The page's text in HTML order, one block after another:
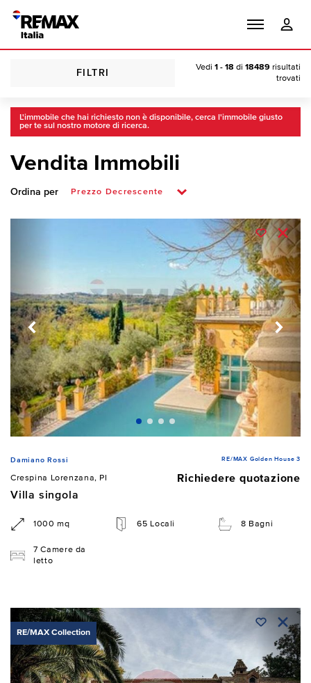
FILTRI
Vedi 1 - 18 di 18489 risultati
trovati
L'immobile che hai richiesto non è disponibile, cerca l'immobile giusto
per te sul nostro motore di ricerca.
Vendita Immobili
Ordina per
Damiano Rossi RE/MAX Golden House 3
Crespina Lorenzana, PI
Richiedere quotazione
Villa singola
1000 mq 65 Locali 8 Bagni
7 Camere da
letto
RE/MAX Collection